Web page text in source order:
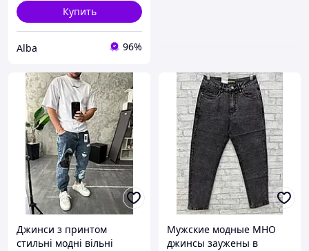
Купить
Alba 96%
Джинси з принтом
стильні модні вільні
Мужские модные МНО
джинсы заужены в